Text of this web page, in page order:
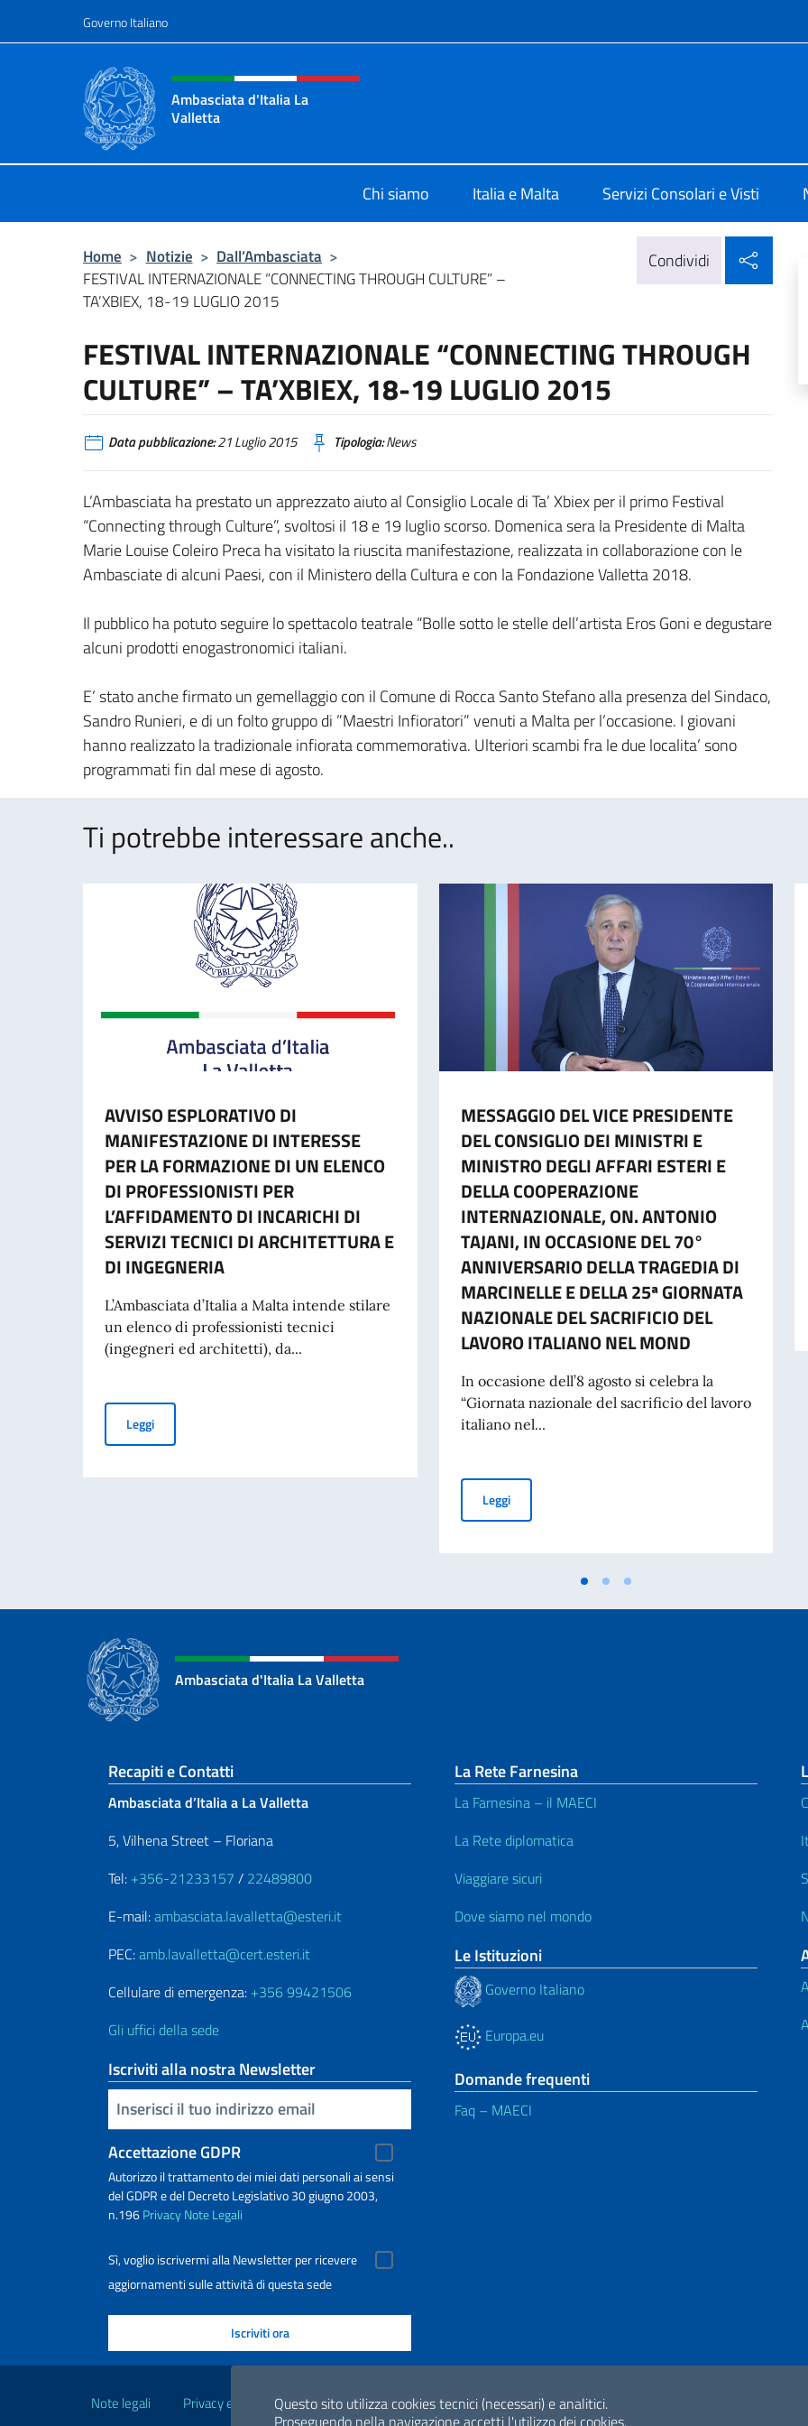
Questo sito utilizza cookies tecnici (necessari) e analitici.
Proseguendo nella navigazione accetti l'utilizzo dei cookies.
Governo Italiano
Intestazione sito, social e menù
Ambasciata d'Italia La
Valletta
Chi siamo Italia e Malta Servizi Consolari e Visti
Home > Notizie > Dall’Ambasciata >
FESTIVAL INTERNAZIONALE “CONNECTING THROUGH CULTURE” –
TA’XBIEX, 18-19 LUGLIO 2015
Condividi
FESTIVAL INTERNAZIONALE “CONNECTING THROUGH
CULTURE” – TA’XBIEX, 18-19 LUGLIO 2015
Data pubblicazione:21 Luglio 2015 Tipologia:News
L’Ambasciata ha prestato un apprezzato aiuto al Consiglio Locale di Ta’ Xbiex per il primo Festival
“Connecting through Culture”, svoltosi il 18 e 19 luglio scorso. Domenica sera la Presidente di Malta
Marie Louise Coleiro Preca ha visitato la riuscita manifestazione, realizzata in collaborazione con le
Ambasciate di alcuni Paesi, con il Ministero della Cultura e con la Fondazione Valletta 2018.
Il pubblico ha potuto seguire lo spettacolo teatrale “Bolle sotto le stelle dell’artista Eros Goni e degustare
alcuni prodotti enogastronomici italiani.
E’ stato anche firmato un gemellaggio con il Comune di Rocca Santo Stefano alla presenza del Sindaco,
Sandro Runieri, e di un folto gruppo di ”Maestri Infioratori” venuti a Malta per l’occasione. I giovani
hanno realizzato la tradizionale infiorata commemorativa. Ulteriori scambi fra le due localita’ sono
programmati fin dal mese di agosto.
Ti potrebbe interessare anche..
AVVISO ESPLORATIVO DI
MANIFESTAZIONE DI INTERESSE
PER LA FORMAZIONE DI UN ELENCO
DI PROFESSIONISTI PER
L’AFFIDAMENTO DI INCARICHI DI
SERVIZI TECNICI DI ARCHITETTURA E
DI INGEGNERIA
L’Ambasciata d’Italia a Malta intende stilare
un elenco di professionisti tecnici
(ingegneri ed architetti), da...
LeggiAVVISO ESPLORATIVO DI MANIFESTAZIONE DI INTERESSE PER LA FORMAZIONE DI UN ELENCO DI PROFESSIONISTI
MESSAGGIO DEL VICE PRESIDENTE
DEL CONSIGLIO DEI MINISTRI E
MINISTRO DEGLI AFFARI ESTERI E
DELLA COOPERAZIONE
INTERNAZIONALE, ON. ANTONIO
TAJANI, IN OCCASIONE DEL 70°
ANNIVERSARIO DELLA TRAGEDIA DI
MARCINELLE E DELLA 25ª GIORNATA
NAZIONALE DEL SACRIFICIO DEL
LAVORO ITALIANO NEL MOND
In occasione dell’8 agosto si celebra la
“Giornata nazionale del sacrificio del lavoro
italiano nel...
LeggiMESSAGGIO DEL VICE PRESIDENTE DEL CONSIGLIO
Ambasciata d'Italia La Valletta
Sezione footer
Recapiti e Contatti
Ambasciata d’Italia a La Valletta
5, Vilhena Street – Floriana
Tel: +356-21233157 / 22489800
E-mail:ambasciata.lavalletta@esteri.it
PEC:amb.lavalletta@cert.esteri.it
Cellulare di emergenza: +356 99421506
Gli uffici della sede
Iscriviti alla nostra Newsletter
Inserisci la tua email
Accettazione GDPR
Autorizzo il trattamento dei miei dati personali ai sensi
del GDPR e del Decreto Legislativo 30 giugno 2003,
n.196PrivacyNote Legali
Sì, voglio iscrivermi alla Newsletter per ricevere
aggiornamenti sulle attività di questa sede
La Rete Farnesina
La Farnesina – il MAECI
La Rete diplomatica
Viaggiare sicuri
Dove siamo nel mondo
Le Istituzioni
Governo Italiano
Europa.eu
Domande frequenti
Faq – MAECI
Note legali Privacy e cookie policy Dichiarazione di accessibilità
2026 Copyright